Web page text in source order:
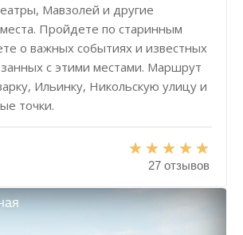
Мавзолей и другие
Пройдете по старинным
о важных событиях и известных
с этими местами. Маршрут
Ильинку, Никольскую улицу и
точки.
27 отзывов